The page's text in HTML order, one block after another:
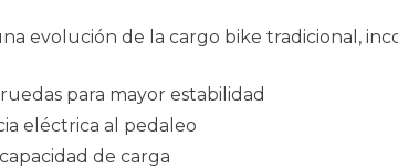
evolución de la cargo bike tradicional,
para mayor estabilidad
eléctrica al pedaleo
de carga